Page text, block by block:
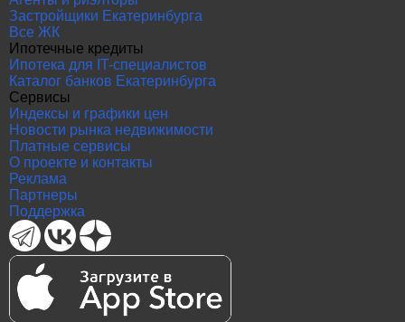
Застройщики Екатеринбурга
Все ЖК
Ипотечные кредиты
Ипотека для IT-специалистов
Каталог банков Екатеринбурга
Сервисы
Индексы и графики цен
Новости рынка недвижимости
Платные сервисы
О проекте и контакты
Реклама
Партнеры
Поддержка